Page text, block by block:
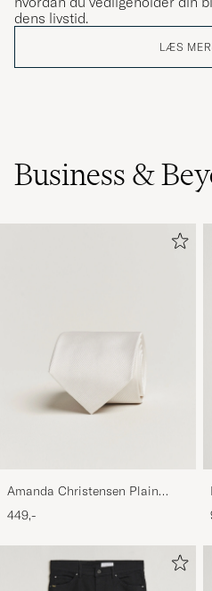
dens livstid.
LÆS
Business &
Amanda Christensen Plain
Classic Tie 8 cm White
449,-